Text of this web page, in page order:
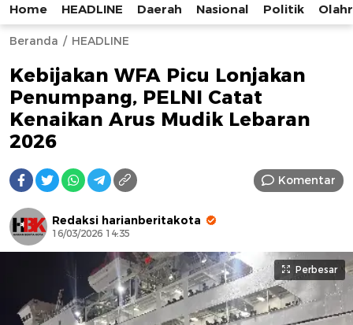
AFN BEAUTY LUXURY
HarianBeritaKota
Mengabarkan Setiap Detil, Sudut, dan Cerita Kota
Home HEADLINE Daerah Nasional Politik
Beranda HEADLINE
Kebijakan WFA Picu Lonjakan
Penumpang, PELNI Catat
Kenaikan Arus Mudik Lebaran
2026
Komentar
Redaksi harianberitakota
16/03/2026 14:35
Perbesar